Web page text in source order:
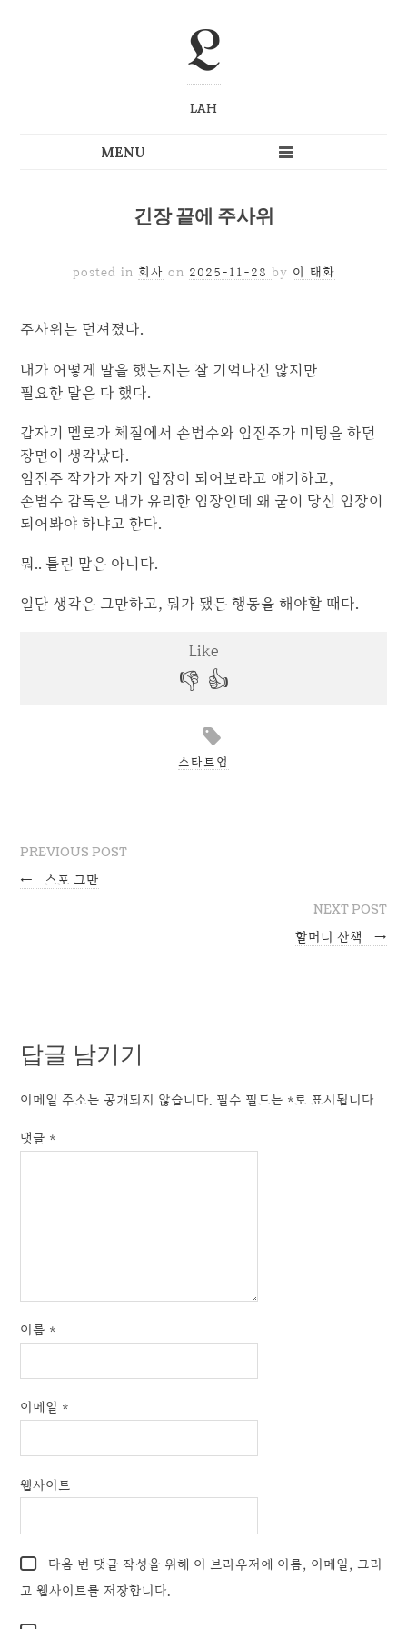
L
LAH
긴장 끝에 주사위
posted in 회사 on 2025-11-28 by 이 태화
주사위는 던져졌다.
내가 어떻게 말을 했는지는 잘 기억나진 않지만
필요한 말은 다 했다.
갑자기 멜로가 체질에서 손범수와 임진주가 미팅을 하던
장면이 생각났다.
임진주 작가가 자기 입장이 되어보라고 얘기하고,
손범수 감독은 내가 유리한 입장인데 왜 굳이 당신 입장이
되어봐야 하냐고 한다.
뭐.. 틀린 말은 아니다.
일단 생각은 그만하고, 뭐가 됐든 행동을 해야할 때다.
스타트업
PREVIOUS POST
← 스포 그만
NEXT POST
할머니 산책 →
답글 남기기
이메일 주소는 공개되지 않습니다. 필수 필드는 *로 표시됩니다
댓글 *
이름 *
이메일 *
웹사이트
다음 번 댓글 작성을 위해 이 브라우저에 이름, 이메일, 그리
고 웹사이트를 저장합니다.